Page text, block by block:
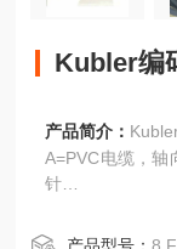
Kubler编
产品简介：
A=PVC电缆，轴
针
向